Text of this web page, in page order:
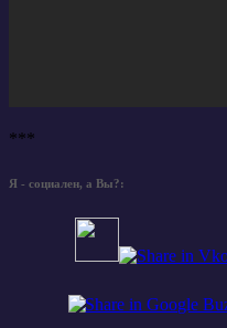
***
Я - социален, а Вы?: